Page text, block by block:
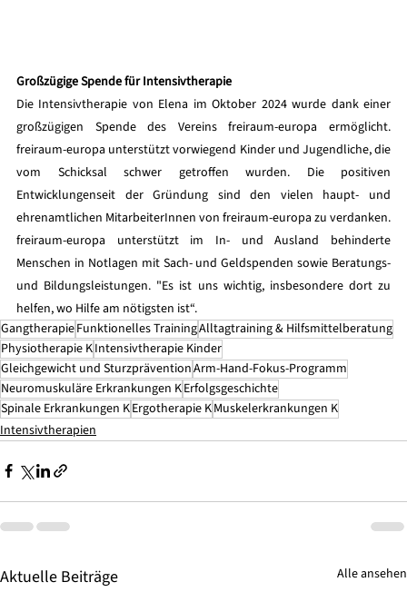
Großzügige Spende für Intensivtherapie
Die Intensivtherapie von Elena im Oktober 2024 wurde dank einer
großzügigen Spende des Vereins freiraum-europa ermöglicht.
freiraum-europa unterstützt vorwiegend Kinder und Jugendliche, die
vom Schicksal schwer getroffen wurden. Die positiven
Entwicklungenseit der Gründung sind den vielen haupt- und
ehrenamtlichen MitarbeiterInnen von freiraum-europa zu verdanken.
freiraum-europa unterstützt im In- und Ausland behinderte
Menschen in Notlagen mit Sach- und Geldspenden sowie Beratungs-
und Bildungsleistungen. "Es ist uns wichtig, insbesondere dort zu
helfen, wo Hilfe am nötigsten ist“.
GangtherapieFunktionelles TrainingAlltagtraining & Hilfsmittelberatung
Physiotherapie KIntensivtherapie Kinder
Gleichgewicht und SturzpräventionArm-Hand-Fokus-Programm
Neuromuskuläre Erkrankungen KErfolgsgeschichte
Spinale Erkrankungen KErgotherapie KMuskelerkrankungen K
Intensivtherapien
Aktuelle Beiträge Alle ansehen